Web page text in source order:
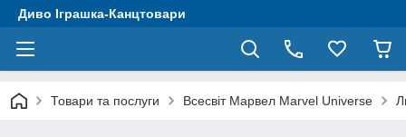
Диво Іграшка-Канцтовари
Товари та послуги Всесвіт Марвел Marvel Universe